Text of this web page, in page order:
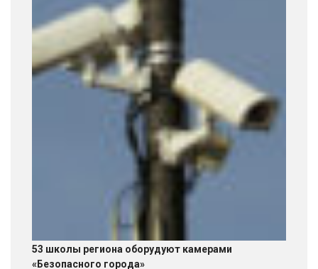
53 школы региона оборудуют камерами
«Безопасного города»